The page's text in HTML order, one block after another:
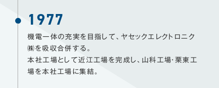
1977
機電一体の充実を目指して、ヤセックエレクトロニク
㈱を吸収合併する。
本社工場として近江工場を完成し、山科工場・栗東工
場を本社工場に集結。